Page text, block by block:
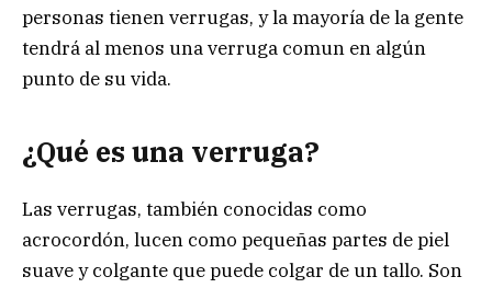
personas tienen verrugas, y la mayoría de la gente
tendrá al menos una verruga comun en algún
punto de su vida.
¿Qué es una verruga?
Las verrugas, también conocidas como
acrocordón, lucen como pequeñas partes de piel
suave y colgante que puede colgar de un tallo. Son